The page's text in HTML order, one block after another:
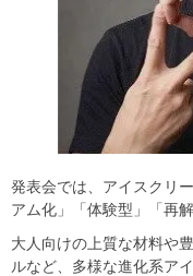
発表会では、アイスクリ
アム化」「体験型」「再
大人向けの上質な材料や
ルなど、多様な進化系ア